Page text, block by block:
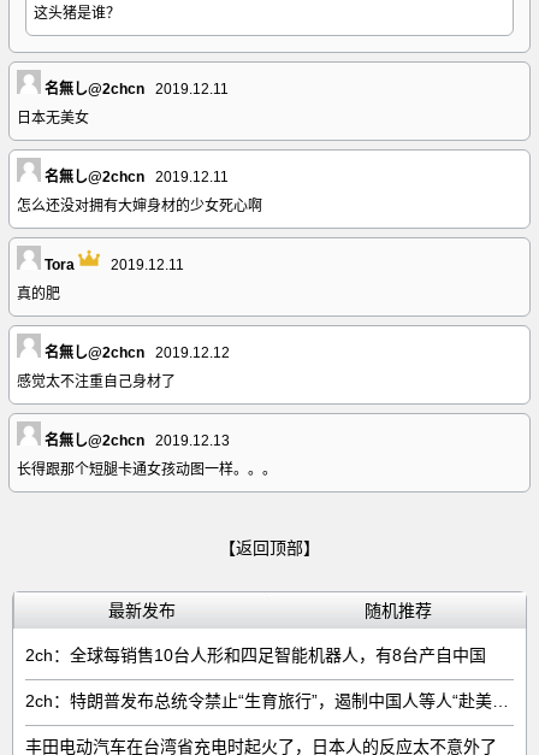
这头猪是谁？
名無し@2chcn
2019.12.11
日本无美女
名無し@2chcn
2019.12.11
怎么还没对拥有大婶身材的少女死心啊
Tora
2019.12.11
真的肥
名無し@2chcn
2019.12.12
感觉太不注重自己身材了
名無し@2chcn
2019.12.13
长得跟那个短腿卡通女孩动图一样。。。
【返回顶部】
最新发布 随机推荐
2ch：全球每销售‌10台人形和四足智能机器人‌，有‌8台‌产自中国
丰田电动汽车在台湾省充电时起火了，日本人的反应太不意外了